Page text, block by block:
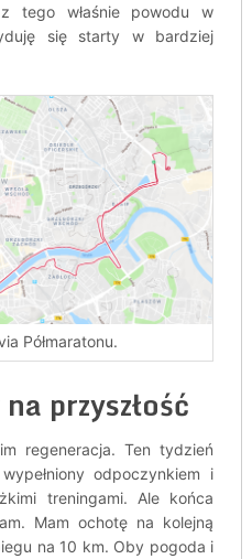
tego właśnie powodu w
się starty w bardziej
Półmaratonu.
przyszłość
regeneracja. Ten tydzień
odpoczynkiem i
treningami. Ale końca
Mam ochotę na kolejną
na 10 km. Oby pogoda i